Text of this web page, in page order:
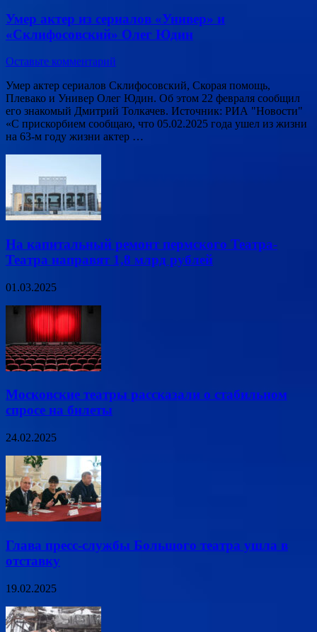
Умер актер из сериалов «Универ» и
«Склифосовский» Олег Юдин
Оставьте комментарий
Умер актер сериалов Склифосовский, Скорая помощь,
Плевако и Универ Олег Юдин. Об этом 22 февраля сообщил
его знакомый Дмитрий Толкачев. Источник: РИА "Новости"
«С прискорбием сообщаю, что 05.02.2025 года ушел из жизни
на 63-м году жизни актер …
На капитальный ремонт пермского Театра-
Театра направят 1,8 млрд рублей
01.03.2025
Московские театры рассказали о стабильном
спросе на билеты
24.02.2025
Глава пресс-службы Большого театра ушла в
отставку
19.02.2025